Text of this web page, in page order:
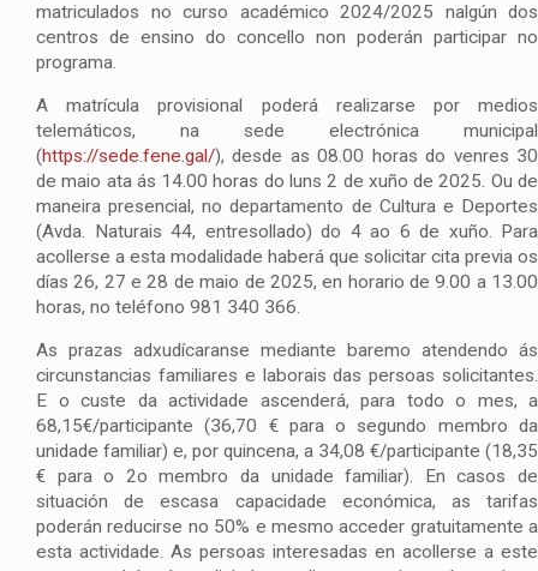
matriculados no curso académico 2024/2025 nalgún dos
centros de ensino do concello non poderán participar no
programa.
A matrícula provisional poderá realizarse por medios
telemáticos, na sede electrónica municipal
(https://sede.fene.gal/), desde as 08.00 horas do venres 30
de maio ata ás 14.00 horas do luns 2 de xuño de 2025. Ou de
maneira presencial, no departamento de Cultura e Deportes
(Avda. Naturais 44, entresollado) do 4 ao 6 de xuño. Para
acollerse a esta modalidade haberá que solicitar cita previa os
días 26, 27 e 28 de maio de 2025, en horario de 9.00 a 13.00
horas, no teléfono 981 340 366.
As prazas adxudícaranse mediante baremo atendendo ás
circunstancias familiares e laborais das persoas solicitantes.
E o custe da actividade ascenderá, para todo o mes, a
68,15€/participante (36,70 € para o segundo membro da
unidade familiar) e, por quincena, a 34,08 €/participante (18,35
€ para o 2o membro da unidade familiar). En casos de
situación de escasa capacidade económica, as tarifas
poderán reducirse no 50% e mesmo acceder gratuitamente a
esta actividade. As persoas interesadas en acollerse a este